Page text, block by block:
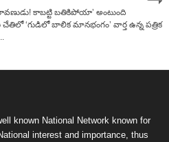
రావణుడు! కాబట్టి బతికిపోయా’ అంటుంది
‘గుడిలో బాలిక మానభంగం’ వార్త ఉన్న పత్రిక
known National Network known for
interest and importance, thus